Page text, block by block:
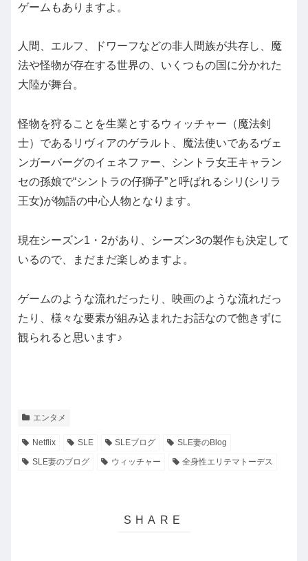
ゲームもありますよ。
人間、エルフ、ドワーフなどの非人間族が共存し、魔
法や怪物が存在する世界の、いくつもの国に分かれた
大陸が舞台。
怪物を狩ることを生業とするウィッチャー（魔法剣
士）であるリヴィアのゲラルト、魔法使いであるヴェ
ンガーバーグのイェネファー、シントラ女王キャラン
セの孫娘で“シントラの仔獅子”と呼ばれるシリ(シリラ
王女)が物語の中心人物となります。
現在シーズン1・2があり、シーズン3の製作も決定して
いるので、まだまだ楽しめますよ。
ゲームのような流れだったり、映画のような流れだっ
たり、様々な要素が組み込まれたお話なので飽きずに
観られると思います♪
エンタメ
Netflix SLE SLEブログ
SLE妻のBlog
SLE妻のブログ
ウィッチャー 全身性エリテマトーデス